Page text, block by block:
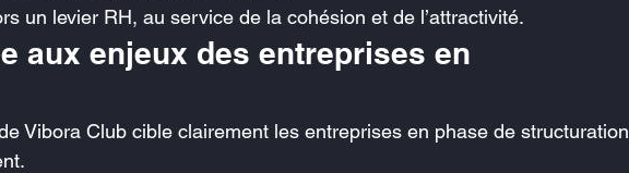
un levier RH, au service de la cohésion et de l’attractivité.
aux enjeux des entreprises en
Vibora Club cible clairement les entreprises en phase de structuration